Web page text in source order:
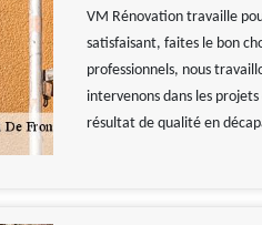
VM Rénovation travaille
satisfaisant, faites le bon
professionnels, nous
intervenons dans les
résultat de qualité en